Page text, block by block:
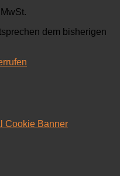
dem bisherigen
Cookie Banner